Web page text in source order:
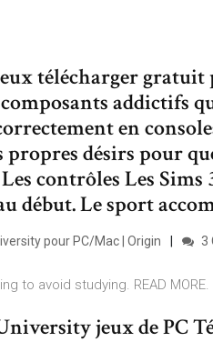
télécharger
addictifs
en
propres désirs pour
contrôles Les
début. Le sport
pour PC/Mac | Origin 3
to avoid studying. READ
jeux de PC